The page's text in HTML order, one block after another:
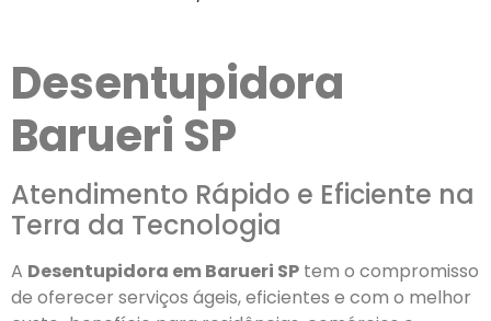
Desentupidora
Barueri SP
Atendimento Rápido e Eficiente na
Terra da Tecnologia
A Desentupidora em Barueri SP tem o compromisso
de oferecer serviços ágeis, eficientes e com o melhor